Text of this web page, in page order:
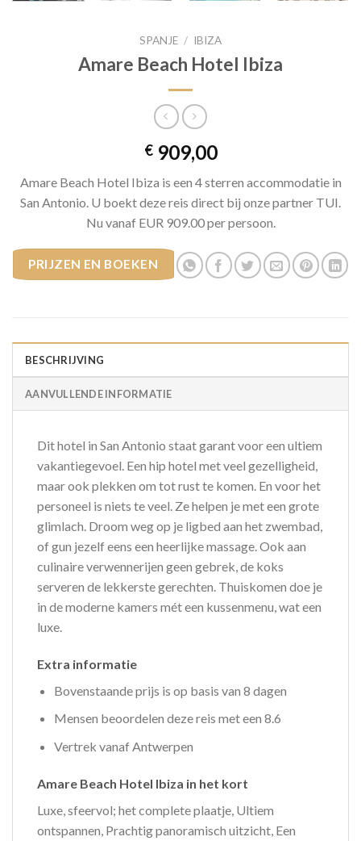
SPANJE / IBIZA
Amare Beach Hotel Ibiza
€909,00
Amare Beach Hotel Ibiza is een 4 sterren accommodatie in
San Antonio. U boekt deze reis direct bij onze partner TUI.
Nu vanaf EUR 909.00 per persoon.
PRIJZEN EN BOEKEN
BESCHRIJVING
AANVULLENDE INFORMATIE
Dit hotel in San Antonio staat garant voor een ultiem
vakantiegevoel. Een hip hotel met veel gezelligheid,
maar ook plekken om tot rust te komen. En voor het
personeel is niets te veel. Ze helpen je met een grote
glimlach. Droom weg op je ligbed aan het zwembad,
of gun jezelf eens een heerlijke massage. Ook aan
culinaire verwennerijen geen gebrek, de koks
serveren de lekkerste gerechten. Thuiskomen doe je
in de moderne kamers mét een kussenmenu, wat een
luxe.
Extra informatie
Bovenstaande prijs is op basis van 8 dagen
Mensen beoordelen deze reis met een 8.6
Vertrek vanaf Antwerpen
Amare Beach Hotel Ibiza in het kort
Luxe, sfeervol; het complete plaatje, Ultiem
ontspannen, Prachtig panoramisch uitzicht, Een